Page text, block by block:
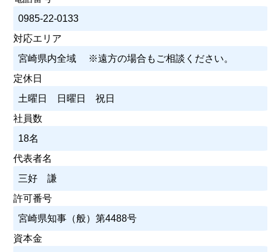
0985-22-0133
対応エリア
宮崎県内全域 ※遠方の場合もご相談ください。
定休日
土曜日 日曜日 祝日
社員数
18名
代表者名
三好 謙
許可番号
宮崎県知事（般）第4488号
資本金